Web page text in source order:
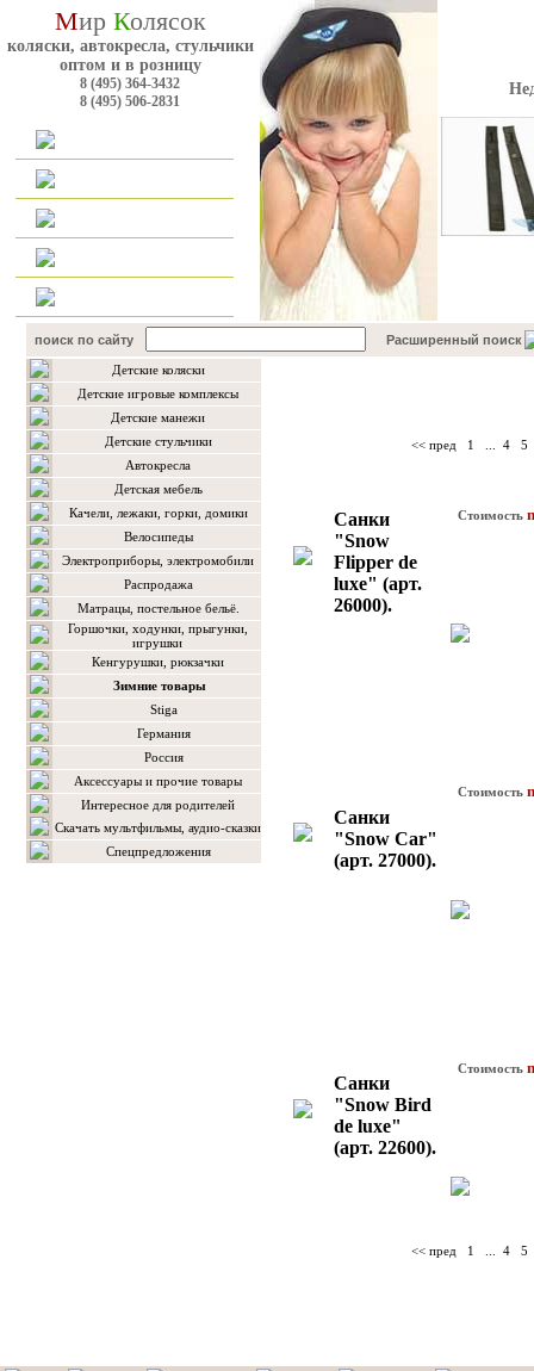
Мир Колясок
коляски, автокресла, стульчики
оптом и в розницу
8 (495) 364-3432
8 (495) 506-2831
поиск по сайту Расширенный поиск
Детские коляски
Детские игровые комплексы
Детские манежи
Детские стульчики
Автокресла
Детская мебель
Качели, лежаки, горки, домики
Велосипеды
Электроприборы, электромобили
Распродажа
Матрацы, постельное бельё.
Горшочки, ходунки, прыгунки,
игрушки
Кенгурушки, рюкзачки
Зимние товары
Stiga
Германия
Россия
Аксессуары и прочие товары
Интересное для родителей
Скачать мультфильмы, аудио-сказки
Спецпредложения
<< пред 1 4 5
Cанки
"Snow
Flipper de
luxe" (арт.
26000).
Стоимость
Cанки
"Snow Car"
(арт. 27000).
Стоимость
Cанки
"Snow Bird
de luxe"
(арт. 22600).
Стоимость
<< пред 1 4 5